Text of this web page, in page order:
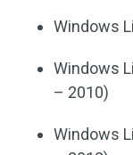
Windows
Windows
– 2010)
Windows